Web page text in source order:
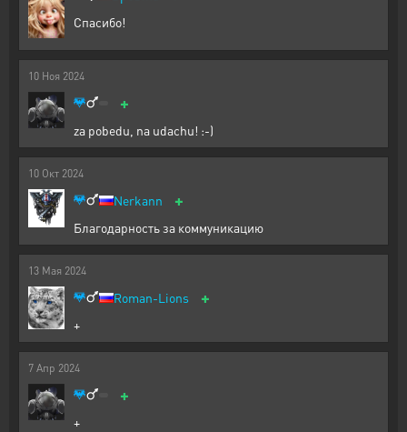
Спасибо!
10 Ноя 2024
+
za pobedu, na udachu! :-)
10 Окт 2024
Nerkann +
Благодарность за коммуникацию
13 Мая 2024
Roman-Lions +
+
7 Апр 2024
+
+